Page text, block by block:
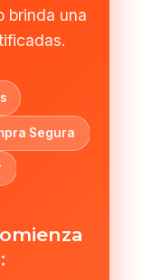
brinda una
Segura